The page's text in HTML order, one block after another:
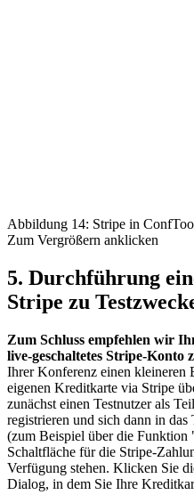
Abbildung 14: Stripe in
Zum Vergrößern anklicken
5. Durchführung
Stripe zu
Zum Schluss empfehlen wir
live-geschaltetes Stripe-Konto
Ihrer Konferenz einen kleineren
eigenen Kreditkarte via Stripe
zunächst einen Testnutzer als
registrieren und sich dann in
(zum Beispiel über die
Schaltfläche für die Stripe-
Verfügung stehen. Klicken Sie
Dialog, in dem Sie Ihre